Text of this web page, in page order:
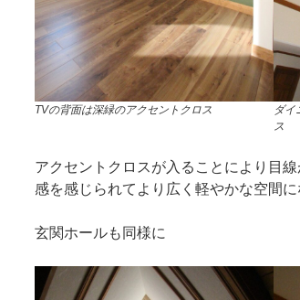
TVの背面は深緑のアクセントクロス
ダイ
ス
アクセントクロスが入ることにより目
感を感じられてより広く軽やかな空間に
玄関ホールも同様に